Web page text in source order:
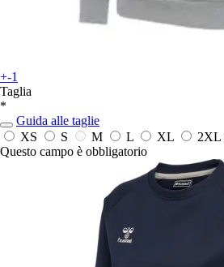
+-1
Taglia
*
Guida alle taglie
XS
S M L XL 2XL
Questo campo è obbligatorio